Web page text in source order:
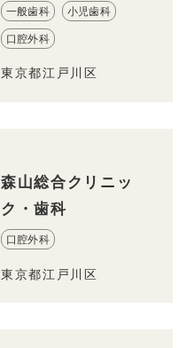
一般歯科 小児歯科
口腔外科
東京都江戸川区
森山総合クリニッ
ク・歯科
口腔外科
東京都江戸川区